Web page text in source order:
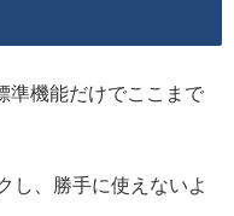
準機能だけでここまで
し、勝手に使えないよ